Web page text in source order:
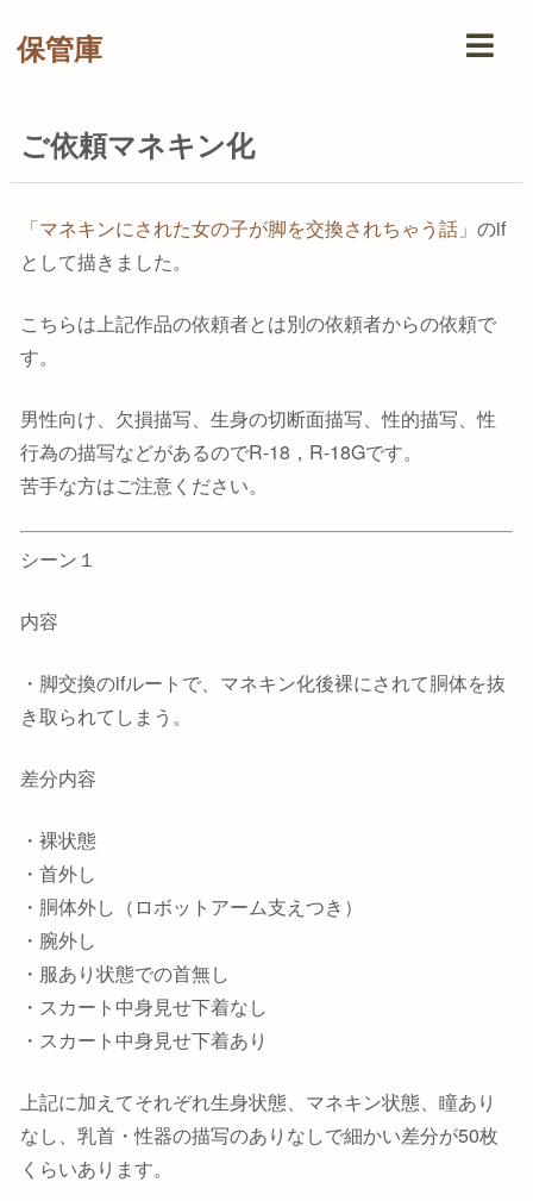
保管庫
ご依頼マネキン化
「マネキンにされた女の子が脚を交換されちゃう話」 のif
として描きました。
こちらは上記作品の依頼者とは別の依頼者からの依頼で
す。
男性向け、欠損描写、生身の切断面描写、性的描写、性
行為の描写などがあるのでR-18，R-18Gです。
苦手な方はご注意ください。
シーン１
内容
・脚交換のifルートで、マネキン化後裸にされて胴体を抜
き取られてしまう。
差分内容
・裸状態
・首外し
・胴体外し（ロボットアーム支えつき）
・腕外し
・服あり状態での首無し
・スカート中身見せ下着なし
・スカート中身見せ下着あり
上記に加えてそれぞれ生身状態、マネキン状態、瞳あり
なし、乳首・性器の描写のありなしで細かい差分が50枚
くらいあります。